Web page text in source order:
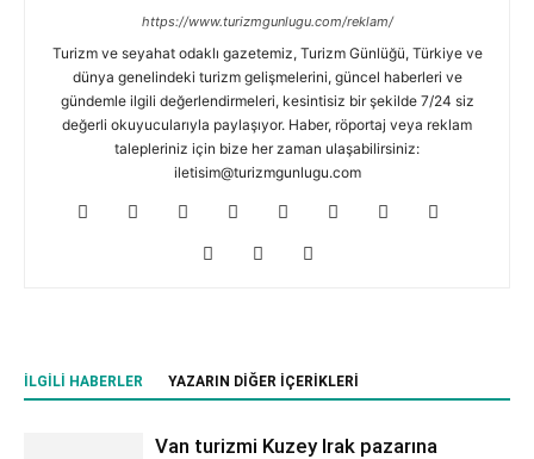
https://www.turizmgunlugu.com/reklam/
Turizm ve seyahat odaklı gazetemiz, Turizm Günlüğü, Türkiye ve
dünya genelindeki turizm gelişmelerini, güncel haberleri ve
gündemle ilgili değerlendirmeleri, kesintisiz bir şekilde 7/24 siz
değerli okuyucularıyla paylaşıyor. Haber, röportaj veya reklam
talepleriniz için bize her zaman ulaşabilirsiniz:
iletisim@turizmgunlugu.com
İLGILI HABERLER YAZARIN DIĞER İÇERIKLERI
Van turizmi Kuzey Irak pazarına